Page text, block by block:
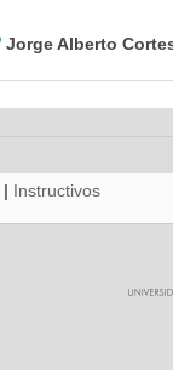
Jorge Alberto
| Instructivos